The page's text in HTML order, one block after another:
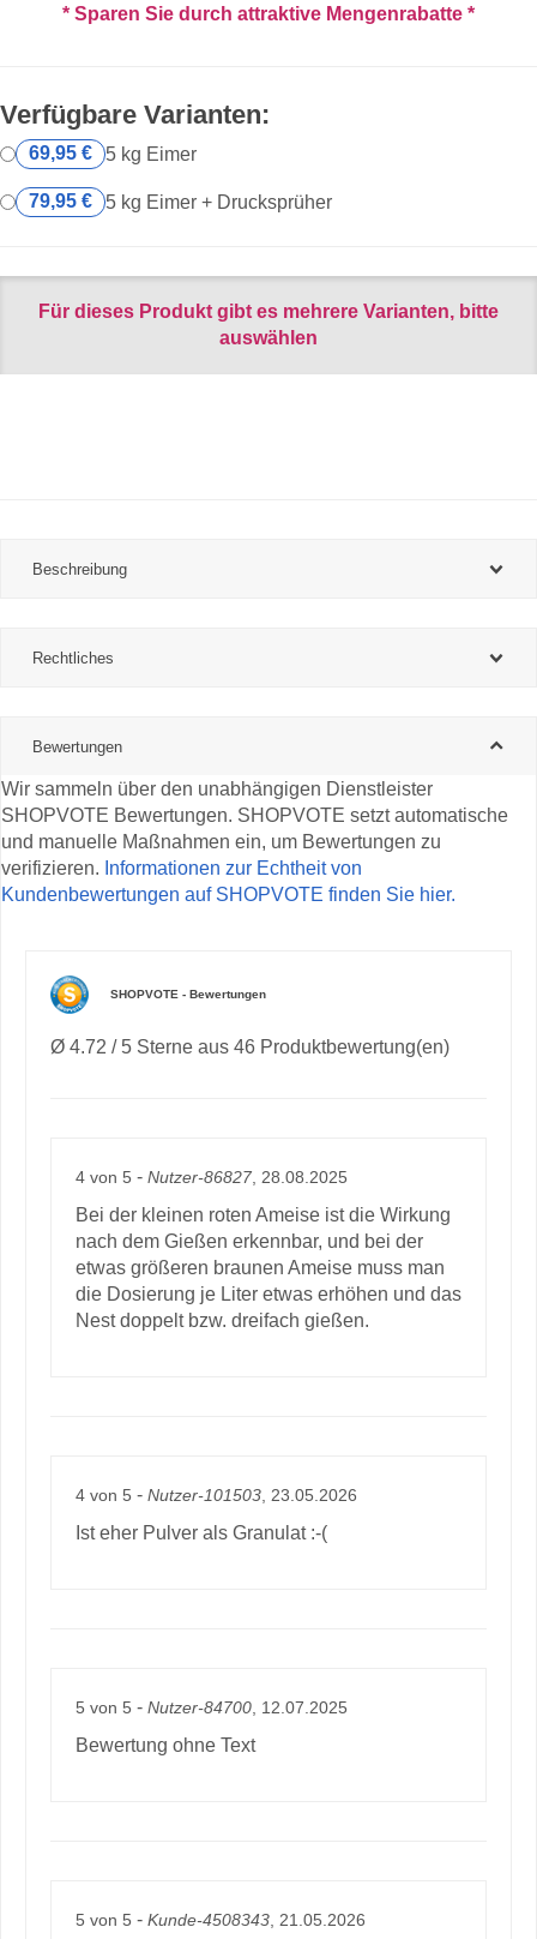
* Sparen Sie durch attraktive Mengenrabatte *
Verfügbare Varianten:
69,95 € 5 kg Eimer
79,95 € 5 kg Eimer + Drucksprüher
Für dieses Produkt gibt es mehrere Varianten, bitte
auswählen
Beschreibung
Rechtliches
Bewertungen
Wir sammeln über den unabhängigen Dienstleister
SHOPVOTE Bewertungen. SHOPVOTE setzt automatische
und manuelle Maßnahmen ein, um Bewertungen zu
verifizieren. Informationen zur Echtheit von
Kundenbewertungen auf SHOPVOTE finden Sie hier.
SHOPVOTE - Bewertungen
Ø 4.72 / 5 Sterne aus 46 Produktbewertung(en)
4 von 5 - Nutzer-86827 , 28.08.2025
Bei der kleinen roten Ameise ist die Wirkung
nach dem Gießen erkennbar, und bei der
etwas größeren braunen Ameise muss man
die Dosierung je Liter etwas erhöhen und das
Nest doppelt bzw. dreifach gießen.
4 von 5 - Nutzer-101503 , 23.05.2026
Ist eher Pulver als Granulat :-(
5 von 5 - Nutzer-84700 , 12.07.2025
Bewertung ohne Text
5 von 5 - Kunde-4508343 , 21.05.2026